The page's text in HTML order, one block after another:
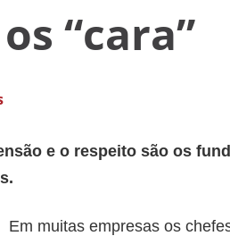
“cara”
e o respeito são os
Em muitas empresas os